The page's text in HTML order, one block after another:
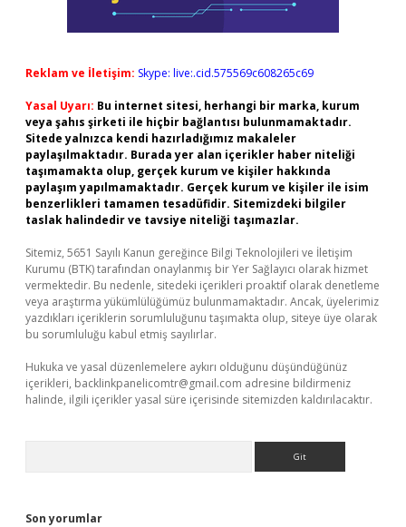
Reklam ve İletişim: Skype: live:.cid.575569c608265c69
Yasal Uyarı: Bu internet sitesi, herhangi bir marka, kurum
veya şahıs şirketi ile hiçbir bağlantısı bulunmamaktadır.
Sitede yalnızca kendi hazırladığımız makaleler
paylaşılmaktadır. Burada yer alan içerikler haber niteliği
taşımamakta olup, gerçek kurum ve kişiler hakkında
paylaşım yapılmamaktadır. Gerçek kurum ve kişiler ile isim
benzerlikleri tamamen tesadüfidir. Sitemizdeki bilgiler
taslak halindedir ve tavsiye niteliği taşımazlar.
Sitemiz, 5651 Sayılı Kanun gereğince Bilgi Teknolojileri ve İletişim
Kurumu (BTK) tarafından onaylanmış bir Yer Sağlayıcı olarak hizmet
vermektedir. Bu nedenle, sitedeki içerikleri proaktif olarak denetleme
veya araştırma yükümlülüğümüz bulunmamaktadır. Ancak, üyelerimiz
yazdıkları içeriklerin sorumluluğunu taşımakta olup, siteye üye olarak
bu sorumluluğu kabul etmiş sayılırlar.
Hukuka ve yasal düzenlemelere aykırı olduğunu düşündüğünüz
içerikleri, backlinkpanelicomtr@gmail.com adresine bildirmeniz
halinde, ilgili içerikler yasal süre içerisinde sitemizden kaldırılacaktır.
Son yorumlar